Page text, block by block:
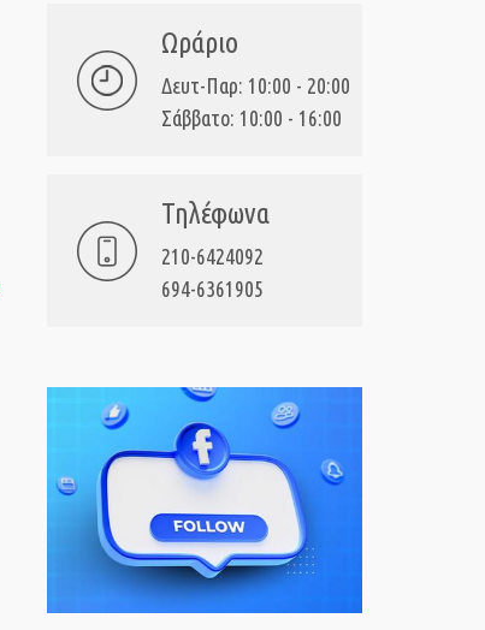
Ωράριο
Δευτ-Παρ: 10:00 - 20:00
Σάββατο: 10:00 - 16:00
Τηλέφωνα
210-6424092
694-6361905